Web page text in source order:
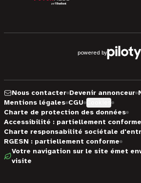
powered by
Nous contacter Devenir annonceur
Mentions légales CGU
Charte de protection des données
Accessibilité : partiellement conforme
Charte responsabilité sociétale
RGESN : partiellement conforme
Votre navigation sur le site émet
visite